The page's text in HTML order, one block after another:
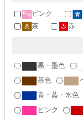
ピンク
茶
赤
黒・墨色
茶色
青・藍・水色
ピンク